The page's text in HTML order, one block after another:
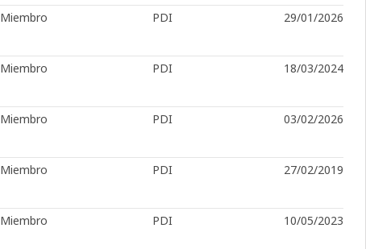
Miembro PDI 29/01/2026
Miembro PDI 18/03/2024
Miembro PDI 03/02/2026
Miembro PDI 27/02/2019
Miembro PDI 10/05/2023